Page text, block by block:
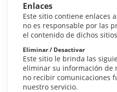
Enlaces
Este sitio contiene enlaces
no es responsable por las
el contenido de dichos
Eliminar / Desactivar
Este sitio le brinda las
eliminar su información de
no recibir comunicaciones
nuestro servicio.